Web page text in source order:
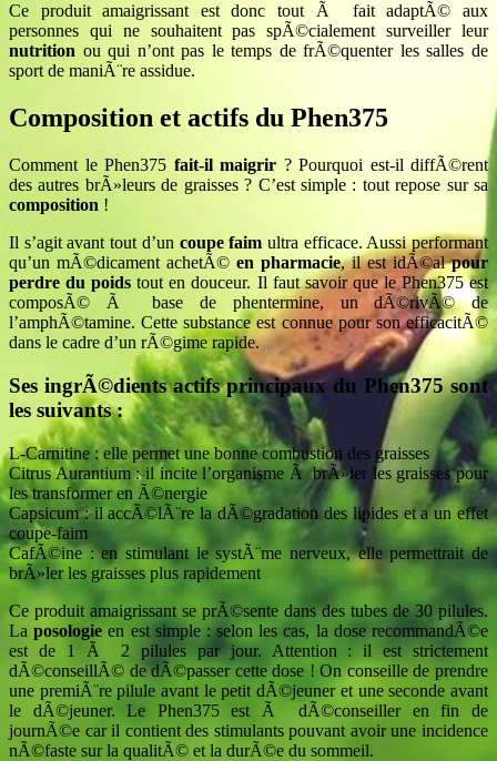
Ce produit amaigrissant est donc tout Ã fait adaptÃ© aux
personnes qui ne souhaitent pas spÃ©cialement surveiller leur
nutrition ou qui n’ont pas le temps de frÃ©quenter les salles de
sport de maniÃ¨re assidue.
Composition et actifs du Phen375
Comment le Phen375 fait-il maigrir ? Pourquoi est-il diffÃ©rent
des autres brÃ»leurs de graisses ? C’est simple : tout repose sur sa
composition !
Il s’agit avant tout d’un coupe faim ultra efficace. Aussi performant
qu’un mÃ©dicament achetÃ© en pharmacie, il est idÃ©alpour
perdre du poids tout en douceur. Il faut savoir que le Phen375 est
composÃ© Ã base de phentermine, un dÃ©rivÃ© de
l’amphÃ©tamine. Cette substance est connue pour son efficacitÃ©
dans le cadre d’un rÃ©gime rapide.
Ses ingrÃ©dients actifs principaux du Phen375 sont
les suivants :
L-Carnitine : elle permet une bonne combustion des graisses
Citrus Aurantium : il incite l’organisme Ã brÃ»ler les graisses pour
les transformer en Ã©nergie
Capsicum : il accÃ©lÃ¨re la dÃ©gradation des lipides et a un effet
coupe-faim
CafÃ©ine : en stimulant le systÃ¨me nerveux, elle permettrait de
brÃ»ler les graisses plus rapidement
Ce produit amaigrissant se prÃ©sente dans des tubes de 30 pilules.
Laposologieen est simple : selon les cas, la dose recommandÃ©e
est de 1 Ã 2 pilules par jour. Attention : il est strictement
dÃ©conseillÃ© de dÃ©passer cette dose ! On conseille de prendre
une premiÃ¨re pilule avant le petit dÃ©jeuner et une seconde avant
le dÃ©jeuner. Le Phen375 est Ã dÃ©conseiller en fin de
journÃ©e car il contient des stimulants pouvant avoir une incidence
nÃ©faste sur la qualitÃ© et la durÃ©e du sommeil.